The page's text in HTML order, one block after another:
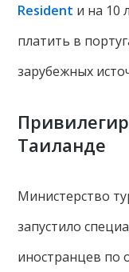
Resident и на 10
платить в
зарубежных
Таиланде
Министерство
запустило
иностранцев по